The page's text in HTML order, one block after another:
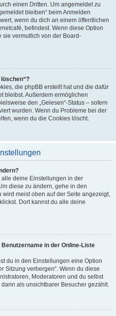
einen Dritten. Um angemeldet zu
bleiben“ beim Anmelden
wenn du dich an einem öffentlichen
befindest. Wenn diese Option
sie vermutlich von der Board-
die phpBB erstellt hat und die dafür
bleibst. Außerdem ermöglichen
den „Gelesen“-Status – sofern
wurden. Wenn du Probleme bei der
wenn du die Cookies löscht.
deine Einstellungen in der
diese zu ändern, gehe in den
wird meist oben auf der Seite angezeigt,
Dort kannst du alle deine
in der Online-Liste
du in den Einstellungen eine Option
Sitzung verbergen“. Wenn du diese
Moderatoren und du selbst
als unsichtbarer Besucher gezählt.